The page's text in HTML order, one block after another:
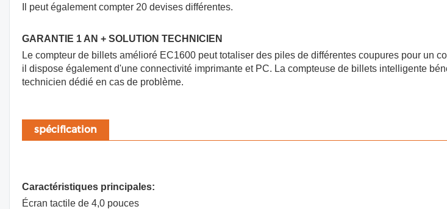
Il peut également compter 20 devises différentes.
GARANTIE 1 AN + SOLUTION TECHNICIEN
Le compteur de billets amélioré EC1600 peut totaliser des piles de différentes coupures pour un
il dispose également d'une connectivité imprimante et PC. La compteuse de billets intelligente
technicien dédié en cas de problème.
spécification
Caractéristiques principales:
Écran tactile de 4,0 pouces